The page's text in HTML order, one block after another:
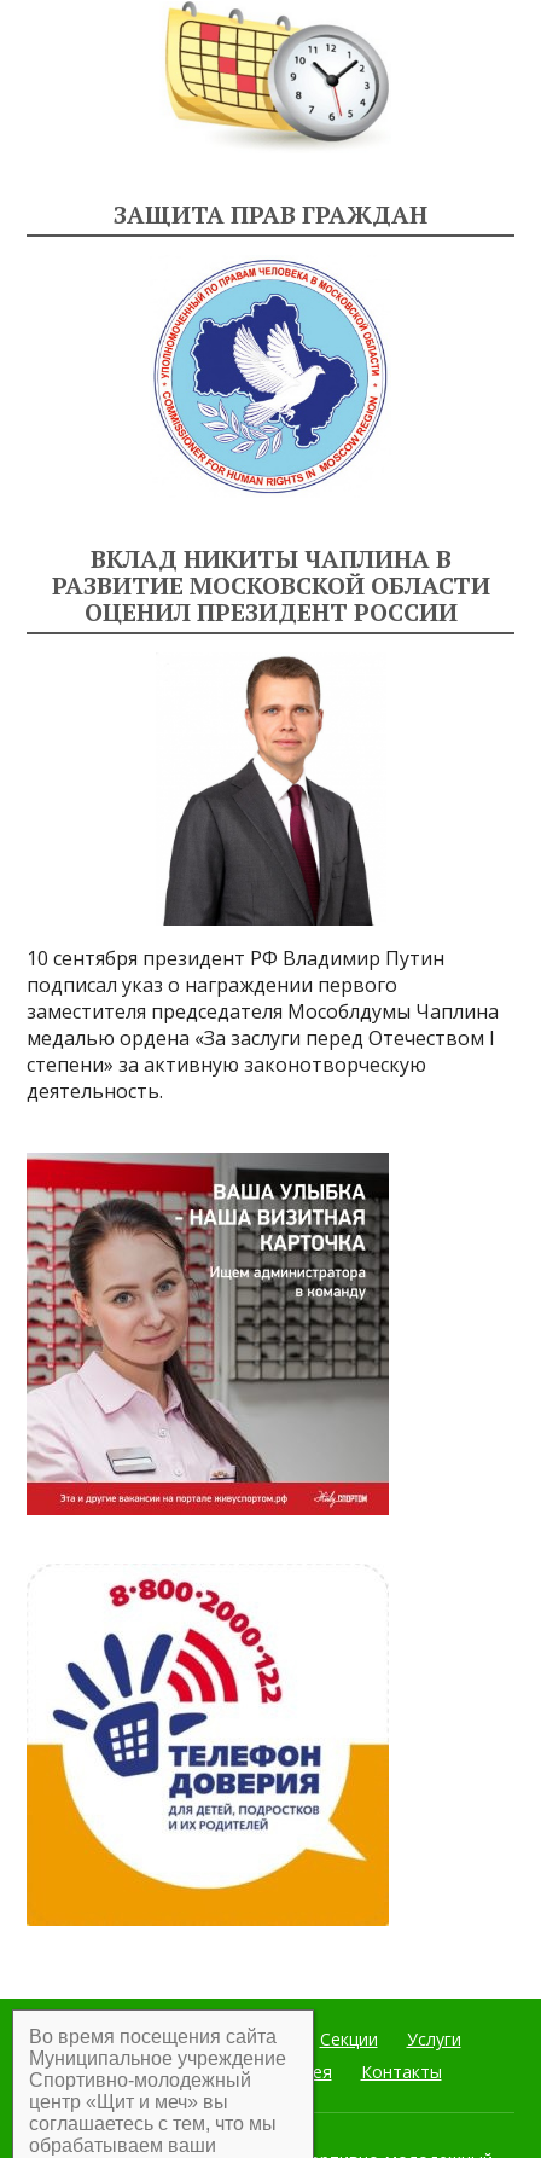
ЗАЩИТА ПРАВ ГРАЖДАН
ВКЛАД НИКИТЫ ЧАПЛИНА В
РАЗВИТИЕ МОСКОВСКОЙ ОБЛАСТИ
ОЦЕНИЛ ПРЕЗИДЕНТ РОССИИ
10 сентября президент РФ Владимир Путин
подписал указ о награждении первого
заместителя председателя Мособлдумы Чаплина
медалью ордена «За заслуги перед Отечеством I
степени» за активную законотворческую
деятельность.
Главная Мероприятия Секции
Услуги
Документы
Фотогалерея Контакты
Во время посещения сайта
Муниципальное учреждение
Спортивно-молодежный
центр «Щит и меч» вы
соглашаетесь с тем, что мы
обрабатываем ваши